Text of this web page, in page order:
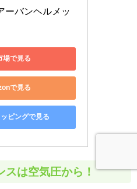
ーバンヘルメッ
場で見る
で見る
ピングで見る
スは空気圧から！